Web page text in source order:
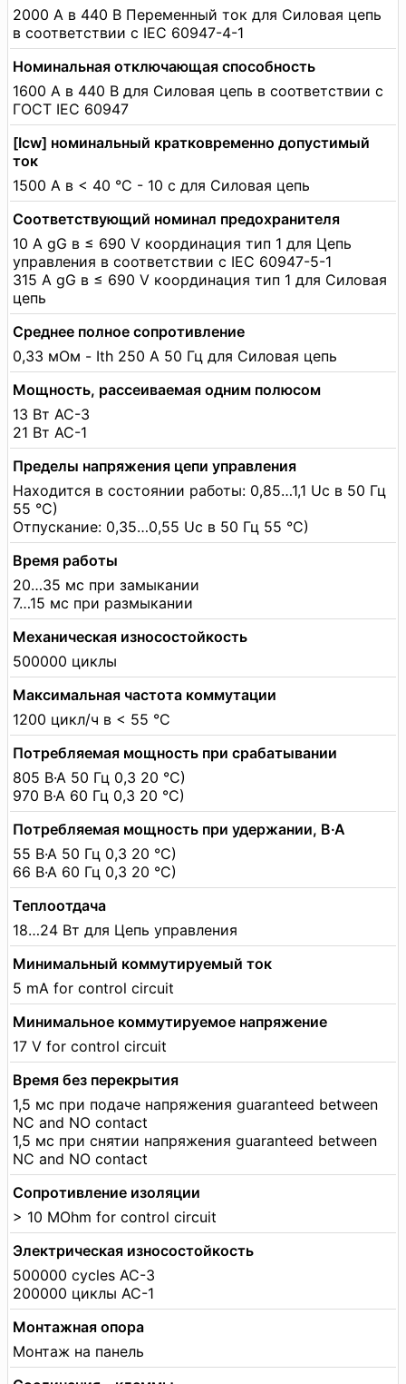
2000 А в 440 В Переменный ток для Силовая цепь
в соответствии с IEC 60947-4-1
Номинальная отключающая способность
1600 А в 440 В для Силовая цепь в соответствии с
ГОСТ IEC 60947
[Icw] номинальный кратковременно допустимый
ток
1500 А в < 40 °C - 10 с для Силовая цепь
Соответствующий номинал предохранителя
10 А gG в ≤ 690 V координация тип 1 для Цепь
управления в соответствии с IEC 60947-5-1
315 А gG в ≤ 690 V координация тип 1 для Силовая
цепь
Среднее полное сопротивление
0,33 мОм - Ith 250 А 50 Гц для Силовая цепь
Мощность, рассеиваемая одним полюсом
13 Вт AC-3
21 Вт AC-1
Пределы напряжения цепи управления
Находится в состоянии работы: 0,85…1,1 Uc в 50 Гц
55 °C)
Отпускание: 0,35…0,55 Uc в 50 Гц 55 °C)
Время работы
20…35 мс при замыкании
7…15 мс при размыкании
Механическая износостойкость
500000 циклы
Максимальная частота коммутации
1200 цикл/ч в < 55 °C
Потребляемая мощность при срабатывании
805 В·А 50 Гц 0,3 20 °C)
970 В·А 60 Гц 0,3 20 °C)
Потребляемая мощность при удержании, В·А
55 В·А 50 Гц 0,3 20 °C)
66 В·А 60 Гц 0,3 20 °C)
Теплоотдача
18…24 Вт для Цепь управления
Минимальный коммутируемый ток
5 mA for control circuit
Минимальное коммутируемое напряжение
17 V for control circuit
Время без перекрытия
1,5 мс при подаче напряжения guaranteed between
NC and NO contact
1,5 мс при снятии напряжения guaranteed between
NC and NO contact
Сопротивление изоляции
> 10 MOhm for control circuit
Электрическая износостойкость
500000 cycles AC-3
200000 циклы AC-1
Монтажная опора
Монтаж на панель